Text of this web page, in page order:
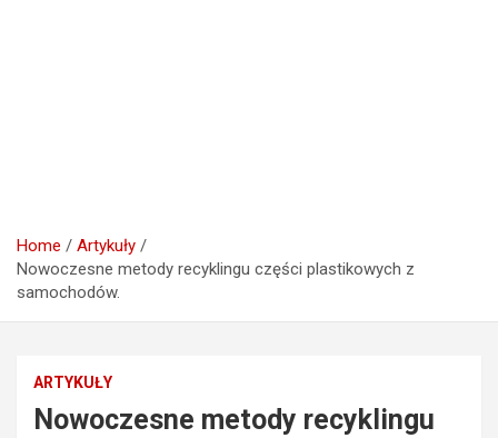
Home
Artykuły
Nowoczesne metody recyklingu części plastikowych z
samochodów.
ARTYKUŁY
Nowoczesne metody recyklingu